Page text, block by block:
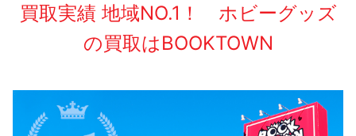
買取実績 地域NO.1！ ホビーグッズ
の買取はBOOKTOWN